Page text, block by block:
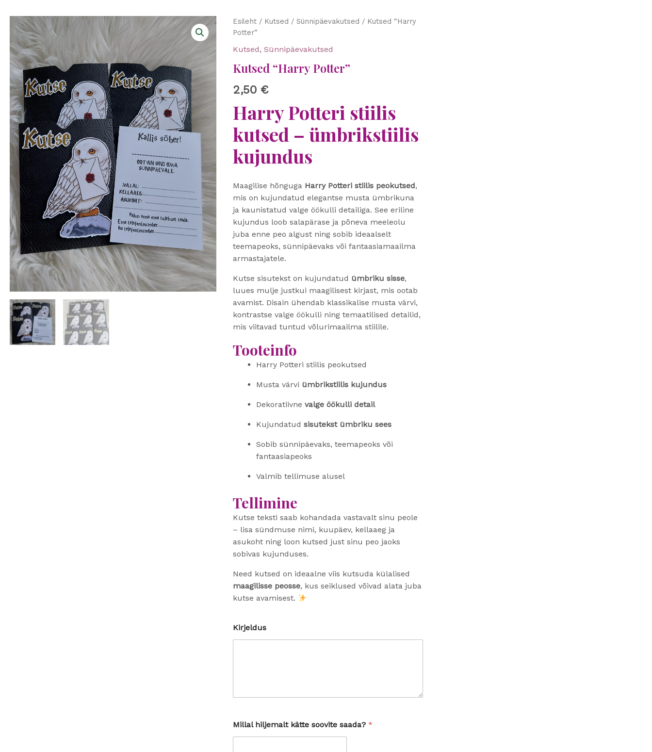
Esileht/ Kutsed / Sünnipäevakutsed / Kutsed “Harry
Potter”
Kutsed, Sünnipäevakutsed
Kutsed “Harry Potter”
2,50 €
Harry Potteri stiilis
kutsed – ümbrikstiilis
kujundus
Maagilise hõnguga Harry Potteri stiilis peokutsed,
mis on kujundatud elegantse musta ümbrikuna
ja kaunistatud valge öökulli detailiga. See eriline
kujundus loob salapärase ja põneva meeleolu
juba enne peo algust ning sobib ideaalselt
teemapeoks, sünnipäevaks või fantaasiamaailma
armastajatele.
Kutse sisutekst on kujundatud ümbriku sisse,
luues mulje justkui maagilisest kirjast, mis ootab
avamist. Disain ühendab klassikalise musta värvi,
kontrastse valge öökulli ning temaatilised detailid,
mis viitavad tuntud võlurimaailma stiilile.
Tooteinfo
Harry Potteri stiilis peokutsed
Musta värvi ümbrikstiilis kujundus
Dekoratiivne valge öökulli detail
Kujundatud sisutekst ümbriku sees
Sobib sünnipäevaks, teemapeoks või
fantaasiapeoks
Valmib tellimuse alusel
Tellimine
Kutse teksti saab kohandada vastavalt sinu peole
– lisa sündmuse nimi, kuupäev, kellaaeg ja
asukoht ning loon kutsed just sinu peo jaoks
sobivas kujunduses.
Need kutsed on ideaalne viis kutsuda külalised
maagilisse peosse, kus seiklused võivad alata juba
kutse avamisest.
Kirjeldus
a
a
Millal hiljemalt kätte soovite saada? *
Kutsed
"Harry
kogus